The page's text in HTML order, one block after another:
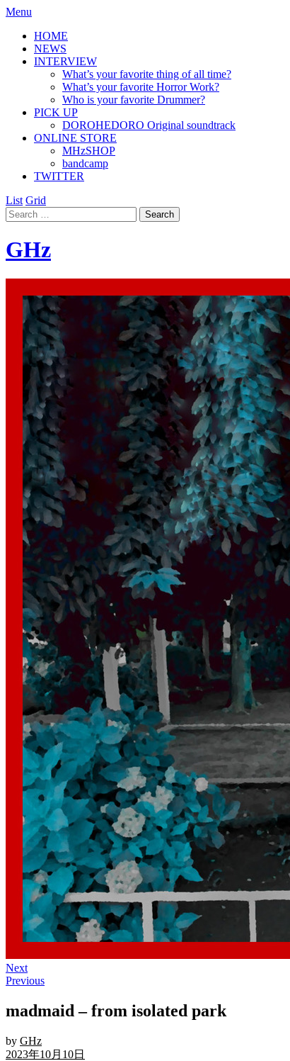
Menu
HOME
NEWS
INTERVIEW
What’s your favorite thing of all time?
What’s your favorite Horror Work?
Who is your favorite Drummer?
PICK UP
DOROHEDORO Original soundtrack
ONLINE STORE
MHzSHOP
bandcamp
TWITTER
List Grid
GHz
Next
Previous
madmaid – from isolated park
by GHz
2023年10月10日